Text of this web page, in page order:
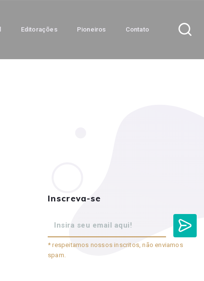
Editorações Pioneiros Contato
Inscreva-se
* respeitamos nossos inscritos, não enviamos
spam.